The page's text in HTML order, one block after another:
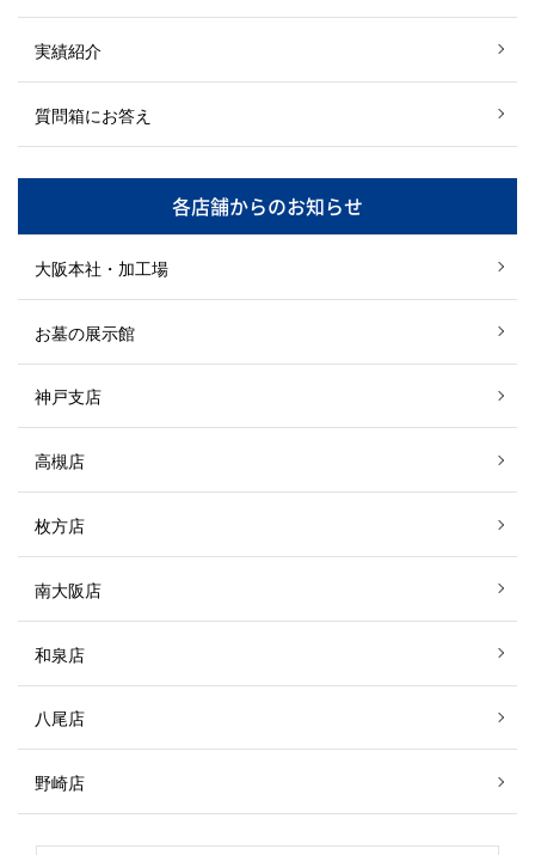
実績紹介
質問箱にお答え
各店舗からのお知らせ
大阪本社・加工場
お墓の展示館
神戸支店
高槻店
枚方店
南大阪店
和泉店
八尾店
野崎店